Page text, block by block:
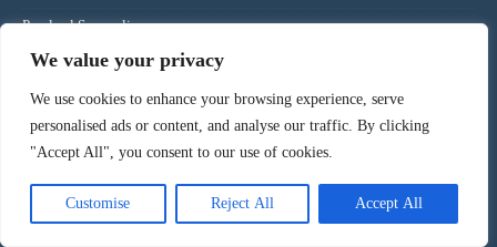
We value your privacy
We use cookies to enhance your browsing experience, serve
personalised ads or content, and analyse our traffic. By clicking
"Accept All", you consent to our use of cookies.
Customise Reject All Accept All
Parola al Sommelier
Recensioni Ristoranti
Trattorie
Trattorie Europa
Trattorie Mondo
Wine News